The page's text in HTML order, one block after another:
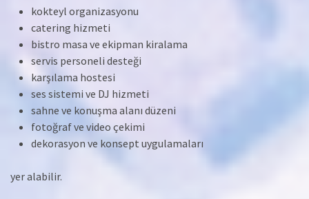
kokteyl organizasyonu
catering hizmeti
bistro masa ve ekipman kiralama
servis personeli desteği
karşılama hostesi
ses sistemi ve DJ hizmeti
sahne ve konuşma alanı düzeni
fotoğraf ve video çekimi
dekorasyon ve konsept uygulamaları
yer alabilir.